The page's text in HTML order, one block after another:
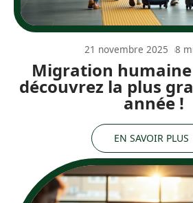
Migration
découvrez la plus
année !
21 novembre 2025 8
EN SAVOIR PLUS